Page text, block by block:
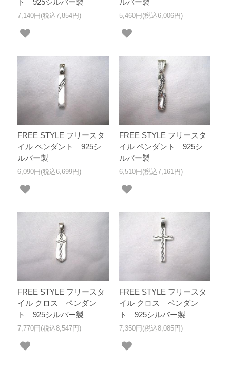
ト 925シルバー製
7,140円(税込7,854円)
ルバー製
5,460円(税込6,006円)
FREE STYLE フリースタ
イル ペンダント 925シ
ルバー製
6,090円(税込6,699円)
FREE STYLE フリースタ
イル ペンダント 925シ
ルバー製
6,510円(税込7,161円)
FREE STYLE フリースタ
イル クロス ペンダン
ト 925シルバー製
7,770円(税込8,547円)
FREE STYLE フリースタ
イル クロス ペンダン
ト 925シルバー製
7,350円(税込8,085円)